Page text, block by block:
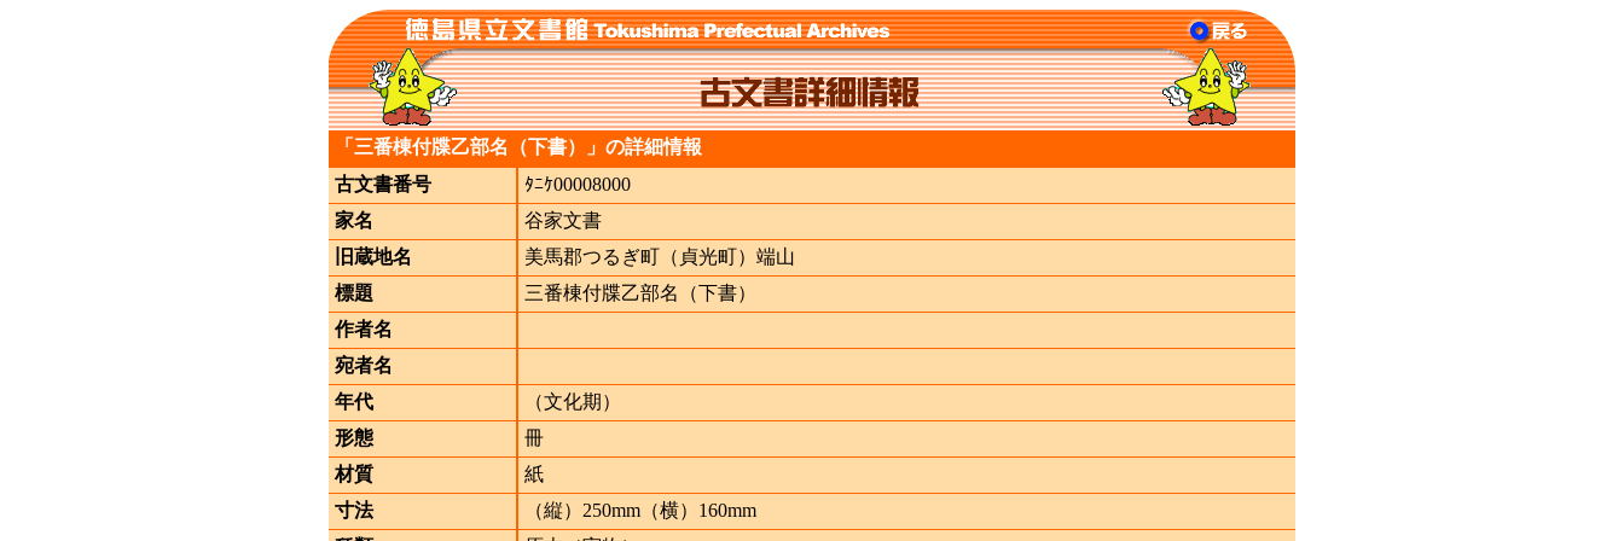
「三番棟付牒乙部名（下書）」の詳細情報
古文書番号
ﾀﾆｹ00008000
家名
谷家文書
旧蔵地名
美馬郡つるぎ町（貞光町）端山
標題
三番棟付牒乙部名（下書）
作者名
宛者名
年代
（文化期）
形態
冊
材質
紙
寸法
（縦）250mm（横）160mm